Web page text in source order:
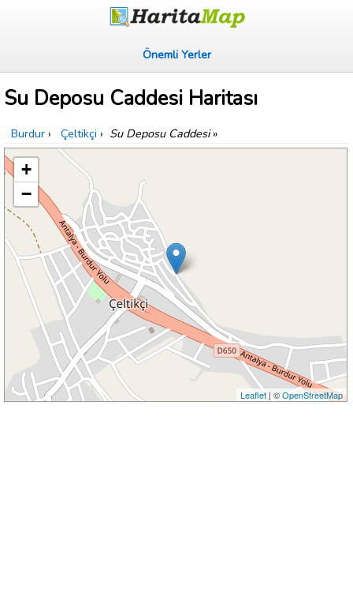
Önemli Yerler
Su Deposu Caddesi Haritası
Burdur › Çeltikçi › Su Deposu Caddesi»
+
−
Leaflet| ©OpenStreetMap